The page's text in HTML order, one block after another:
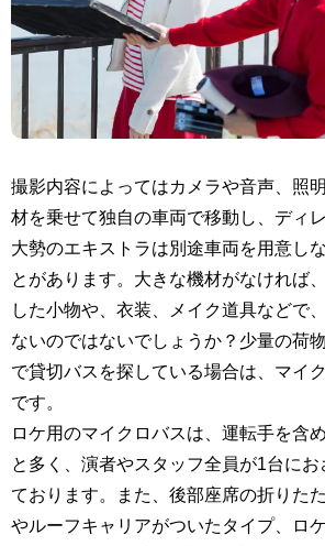
撮影内容によってはカメラや音声、照
材を乗せて独自の車両で移動し、ディ
大勢のエキストラは別途車両を用意し
とがあります。大きな機材がなければ
した小物や、衣装、メイク道具などで
ないのではないでしょうか？少量の荷
で貸切バスを探している場合は、マイ
です。
ロケ用のマイクロバスは、運転手を含
と多く、演者やスタッフ全員が1台に
ております。また、後部座席の折りた
やルーフキャリアがついたタイプ、ロ